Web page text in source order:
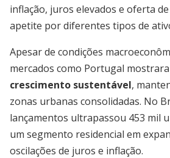
inflação, juros elevados e oferta
apetite por diferentes tipos de
Apesar de condições
mercados como Portugal
crescimento sustentável,
zonas urbanas consolidadas. No
lançamentos ultrapassou 453 mil
um segmento residencial em
oscilações de juros e inflação.